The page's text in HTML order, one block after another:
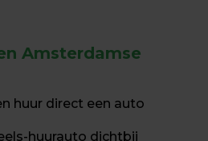
Amsterdamse
huur direct een auto
huurauto dichtbij